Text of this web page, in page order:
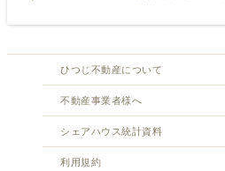
ひつじ不動産について
不動産事業者様へ
シェアハウス統計資料
利用規約